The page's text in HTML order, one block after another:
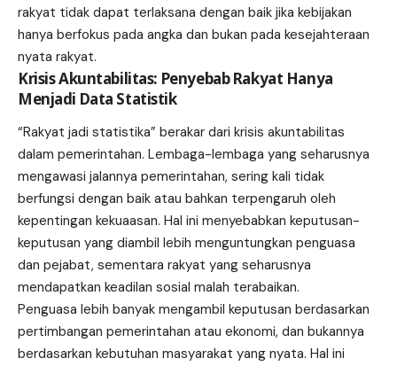
rakyat tidak dapat terlaksana dengan baik jika kebijakan
hanya berfokus pada angka dan bukan pada kesejahteraan
nyata rakyat.
Krisis Akuntabilitas: Penyebab Rakyat Hanya
Menjadi Data Statistik
“Rakyat jadi statistika” berakar dari krisis akuntabilitas
dalam pemerintahan. Lembaga-lembaga yang seharusnya
mengawasi jalannya pemerintahan, sering kali tidak
berfungsi dengan baik atau bahkan terpengaruh oleh
kepentingan kekuaasan. Hal ini menyebabkan keputusan-
keputusan yang diambil lebih menguntungkan penguasa
dan pejabat, sementara rakyat yang seharusnya
mendapatkan keadilan sosial malah terabaikan.
Penguasa lebih banyak mengambil keputusan berdasarkan
pertimbangan pemerintahan atau ekonomi, dan bukannya
berdasarkan kebutuhan masyarakat yang nyata. Hal ini